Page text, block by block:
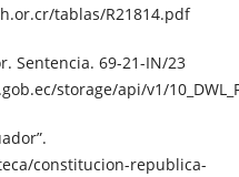
tablas/R21814.pdf
Sentencia. 69-21-IN/23
storage/api/v1/
constitucion-republica-